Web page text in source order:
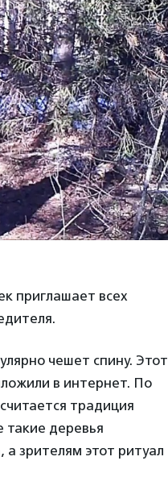
приглашает всех
чешет спину. Этот
в интернет. По
традиция
такие деревья
зрителям этот ритуал